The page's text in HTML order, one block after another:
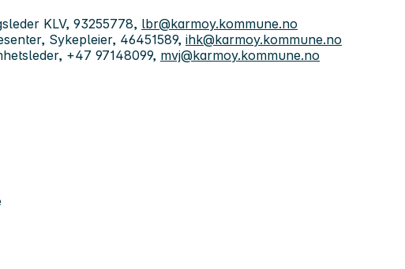
KLV, 93255778, lbr@karmoy.kommune.no
Sykepleier, 46451589, ihk@karmoy.kommune.no
+47 97148099, mvj@karmoy.kommune.no